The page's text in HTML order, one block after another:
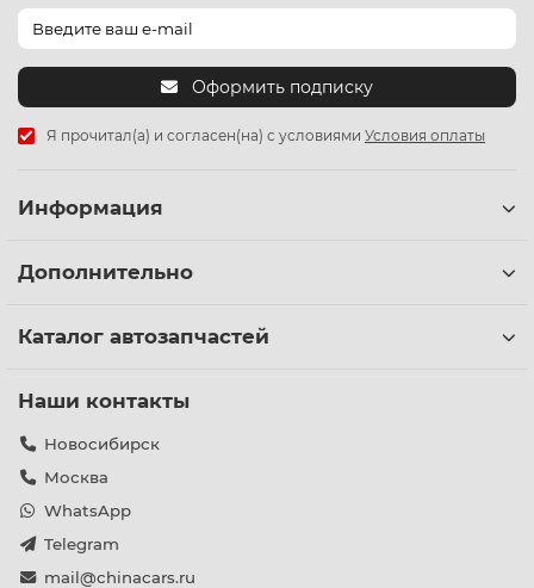
Оформить подписку
Я прочитал(а) и согласен(на) с условиями Условия оплаты
Информация
Дополнительно
Каталог автозапчастей
Наши контакты
Новосибирск
Москва
WhatsApp
Telegram
mail@chinacars.ru